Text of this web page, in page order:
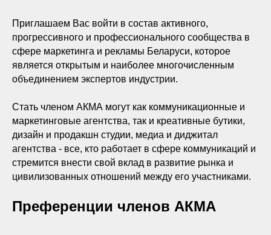
Приглашаем Вас войти в состав активного,
прогрессивного и профессионального сообщества в
сфере маркетинга и рекламы Беларуси, которое
является открытым и наиболее многочисленным
объединением экспертов индустрии.
Стать членом АКМА могут как коммуникационные и
маркетинговые агентства, так и креативные бутики,
дизайн и продакшн студии, медиа и диджитал
агентства - все, кто работает в сфере коммуникаций и
стремится внести свой вклад в развитие рынка и
цивилизованных отношений между его участниками.
Преференции членов АКМА